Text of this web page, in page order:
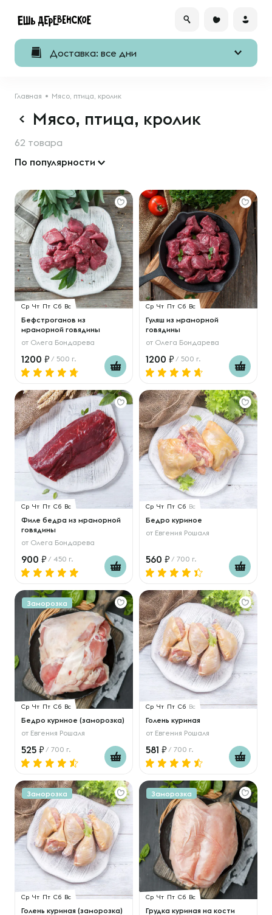
Доставка: все дни
Главная Мясо, птица, кролик
Мясо, птица, кролик
62 товара
По популярности
Ср Чт Пт Сб Вс
Бефстроганов из
мраморной говядины
от Олега Бондарева
1200 / 500 г.
Ср Чт Пт Сб Вс
Гуляш из мраморной
говядины
от Олега Бондарева
1200 / 500 г.
Ср Чт Пт Сб Вс
Филе бедра из мраморной
говядины
от Олега Бондарева
900 / 450 г.
Ср Чт Пт Сб Вс
Бедро куриное
от Евгения Рошаля
560 / 700 г.
Заморозка
Ср Чт Пт Сб Вс
Бедро куриное (заморозка)
от Евгения Рошаля
525 / 700 г.
Ср Чт Пт Сб Вс
Голень куриная
от Евгения Рошаля
581 / 700 г.
Заморозка
Ср Чт Пт Сб Вс
Голень куриная (заморозка)
Заморозка
Ср Чт Пт Сб Вс
Грудка куриная на кости